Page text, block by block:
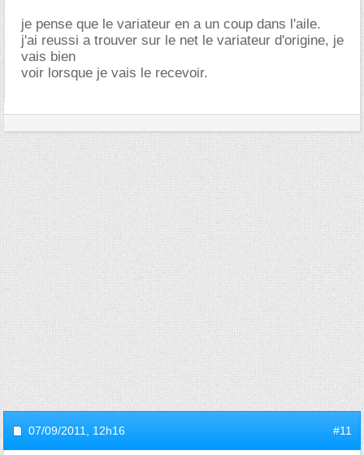
je pense que le variateur en a un coup dans l'aile.
j'ai reussi a trouver sur le net le variateur d'origine, je
vais bien
voir lorsque je vais le recevoir.
07/09/2011, 12h16 #11